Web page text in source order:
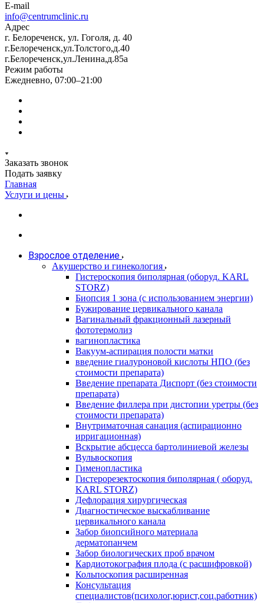
E-mail
info@centrumclinic.ru
Адрес
г. Белореченск, ул. Гоголя, д. 40
г.Белореченск,ул.Толстого,д.40
г.Белореченск,ул.Ленина,д.85а
Режим работы
Ежедневно, 07:00–21:00
Заказать звонок
Подать заявку
Главная
Услуги и цены
Взрослое отделение
Акушерство и гинекология
Гистероскопия биполярная (оборуд. KARL
STORZ)
Биопсия 1 зона (с использованием энергии)
Бужирование цервикального канала
Вагинальный фракционный лазерный
фототермолиз
вагинопластика
Вакуум-аспирация полости матки
введение гиалуроновой кислоты НПО (без
стоимости препарата)
Введение препарата Диспорт (без стоимости
препарата)
Введение филлера при дистопии уретры (без
стоимости препарата)
Внутриматочная санация (аспирационно
ирригационная)
Вскрытие абсцесса бартолиниевой железы
Вульвоскопия
Гименопластика
Гистерорезектоскопия биполярная ( оборуд.
KARL STORZ)
Дефлорация хирургическая
Диагностическое выскабливание
цервикального канала
Забор биопсийного материала
дерматопанчем
Забор биологических проб врачом
Кардиотокография плода (с расшифровкой)
Кольпоскопия расширенная
Консультация
специалистов(психолог,юрист,соц.работник)